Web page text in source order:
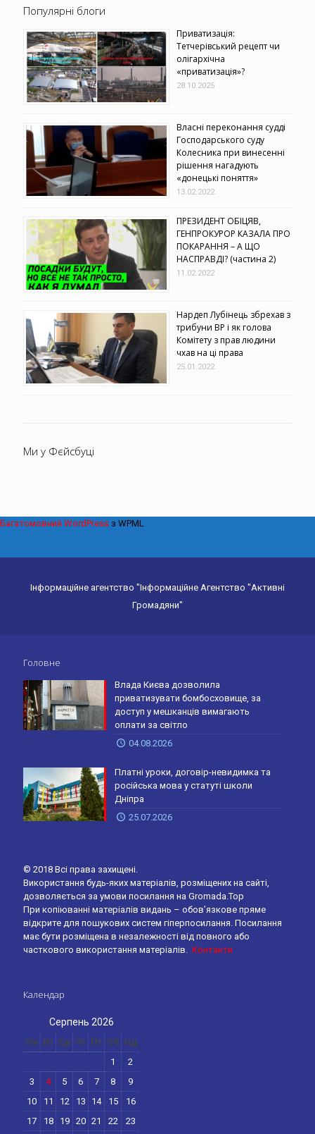
Популярні блоги
Приватизація:
Тетчерівський рецепт чи
олігархічна
«приватизація»?
28.10.2025
Власні переконання судді
Господарського суду
Колесника при винесенні
рішення нагадують
«донецькі поняття»
13.02.2022
ПРЕЗИДЕНТ ОБІЦЯВ,
ГЕНПРОКУРОР КАЗАЛА ПРО
ПОКАРАННЯ – А ЩО
НАСПРАВДІ? (частина 2)
11.02.2022
Нардеп Лубінець збрехав з
трибуни ВР і як голова
Комітету з прав людини
чхав на ці права
25.01.2022
Ми у Фєйсбуці
Інформаційне агентство "Інформаційне Агентство "Активні
Громадяни"
Головне
Влада Києва дозволила
приватизувати бомбосховище, за
доступ у мешканців вимагають
оплати за світло
04.08.2026
Платні уроки, договір-невидимка та
російська мова у статуті школи
Дніпра
25.07.2026
© 2018 Всі права захищені.
Використання будь-яких матеріалів, розміщених на сайті,
дозволяється за умови посилання на Gromada.Top
При копіюванні матеріалів видань – обов’язкове пряме
відкрите для пошукових систем гіперпосилання. Посилання
має бути розміщена в незалежності від повного або
часткового використання матеріалів. Контакти
Календар
Серпень 2026
Пн Вт Ср Чт Пт Сб Нд
1
2
3
4 5 6 7 8
9
10
11 12 13 14 15
16
17
18 19 20 21 22 23
Багатомовний WordPress з WPML